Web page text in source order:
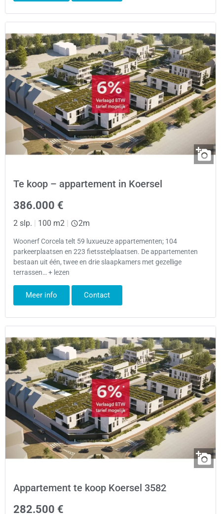
Te koop – appartement in Koersel
386.000 €
2 slp. | 100 m2 | 2m
Woonerf Corcela telt 59 luxueuze appartementen; 104
parkeerplaatsen en 223 fietsstelplaatsen. De appartementen
bestaan uit één, twee en drie slaapkamers met gezellige
terrassen… + lezen
Meer info Contact
Appartement te koop Koersel 3582
282.500 €